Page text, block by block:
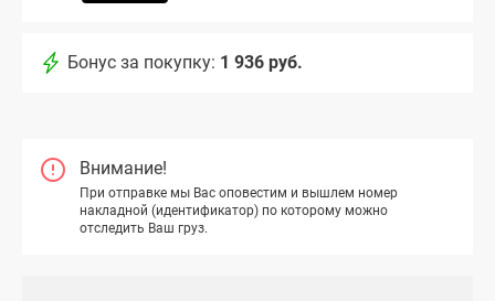
Бонус за покупку: 1 936 руб.
Внимание!
При отправке мы Вас оповестим и вышлем номер
накладной (идентификатор) по которому можно
отследить Ваш груз.